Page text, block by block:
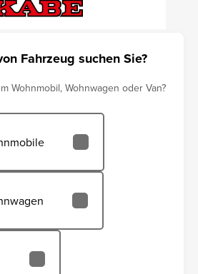
Fahrzeug suchen Sie?
Wohnmobil, Wohnwagen oder Van?